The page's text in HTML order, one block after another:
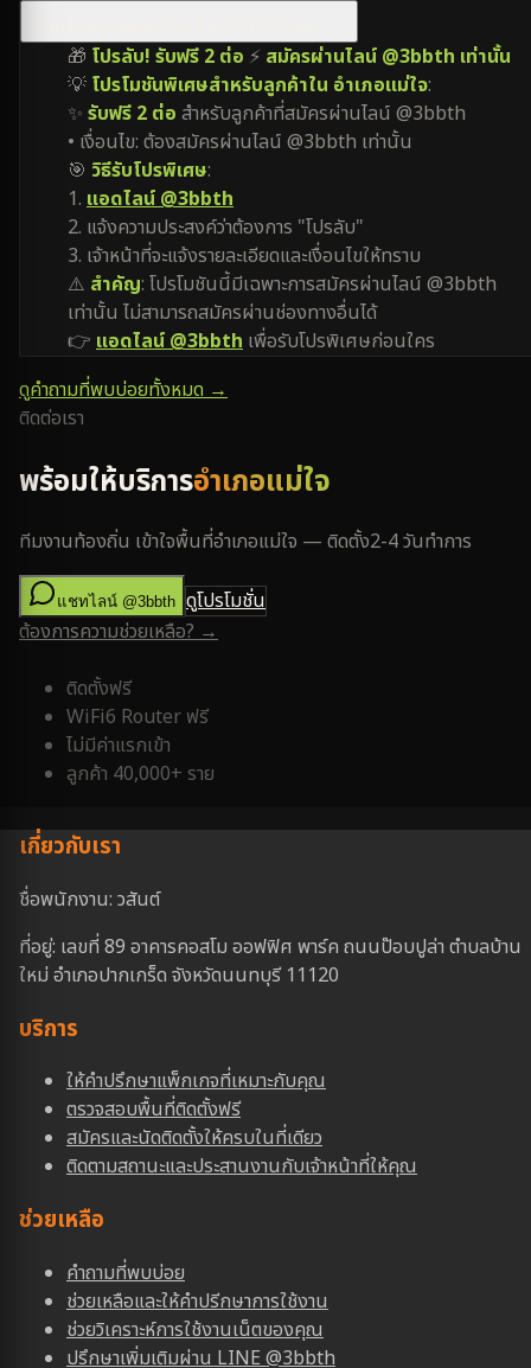
🎁 โปรลับ! รับฟรี 2 ต่อ ⚡ สมัครผ่านไลน์ @3bbth เท่านั้น
💡 โปรโมชันพิเศษสำหรับลูกค้าใน อำเภอแม่ใจ:
✨ รับฟรี 2 ต่อ สำหรับลูกค้าที่สมัครผ่านไลน์ @3bbth
• เงื่อนไข: ต้องสมัครผ่านไลน์ @3bbth เท่านั้น
🎯 วิธีรับโปรพิเศษ:
1. แอดไลน์ @3bbth
2. แจ้งความประสงค์ว่าต้องการ "โปรลับ"
3. เจ้าหน้าที่จะแจ้งรายละเอียดและเงื่อนไขให้ทราบ
⚠️ สำคัญ: โปรโมชันนี้มีเฉพาะการสมัครผ่านไลน์ @3bbth
เท่านั้น ไม่สามารถสมัครผ่านช่องทางอื่นได้
👉 แอดไลน์ @3bbth เพื่อรับโปรพิเศษก่อนใคร
ดูคำถามที่พบบ่อยทั้งหมด →
ติดต่อเรา
พร้อมให้บริการอำเภอแม่ใจ
ทีมงานท้องถิ่น เข้าใจพื้นที่อำเภอแม่ใจ — ติดตั้ง2-4 วันทำการ
แชทไลน์ @3bbth ดูโปรโมชั่น
ต้องการความช่วยเหลือ? →
ติดตั้งฟรี
WiFi6 Router ฟรี
ไม่มีค่าแรกเข้า
ลูกค้า 40,000+ ราย
เกี่ยวกับเรา
ชื่อพนักงาน: วสันต์
ที่อยู่: เลขที่ 89 อาคารคอสโม ออฟฟิศ พาร์ค ถนนป๊อบปูล่า ตำบลบ้าน
ใหม่ อำเภอปากเกร็ด จังหวัดนนทบุรี 11120
บริการ
ให้คำปรึกษาแพ็กเกจที่เหมาะกับคุณ
ตรวจสอบพื้นที่ติดตั้งฟรี
สมัครและนัดติดตั้งให้ครบในที่เดียว
ติดตามสถานะและประสานงานกับเจ้าหน้าที่ให้คุณ
ช่วยเหลือ
คำถามที่พบบ่อย
ช่วยเหลือและให้คำปรีกษาการใช้งาน
ช่วยวิเคราะห์การใช้งานเน็ตของคุณ
ปรึกษาเพิ่มเติมผ่าน LINE @3bbth